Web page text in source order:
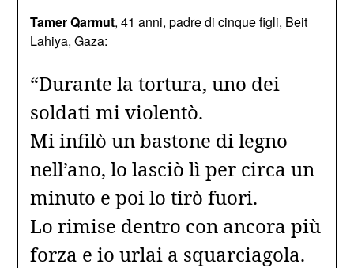
Tamer Qarmut, 41 anni, padre di cinque figli, Beit
Lahiya, Gaza:
“Durante la tortura, uno dei
soldati mi violentò.
Mi infilò un bastone di legno
nell’ano, lo lasciò lì per circa un
minuto e poi lo tirò fuori.
Lo rimise dentro con ancora più
forza e io urlai a squarciagola.